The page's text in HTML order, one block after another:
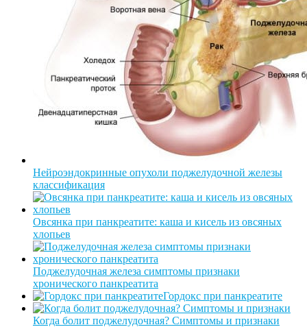
Нейроэндокринные опухоли поджелудочной железы
классификация
Овсянка при панкреатите: каша и кисель из овсяных
хлопьев
Поджелудочная железа симптомы признаки
хронического панкреатита
Гордокс при панкреатите
Когда болит поджелудочная? Симптомы и признаки